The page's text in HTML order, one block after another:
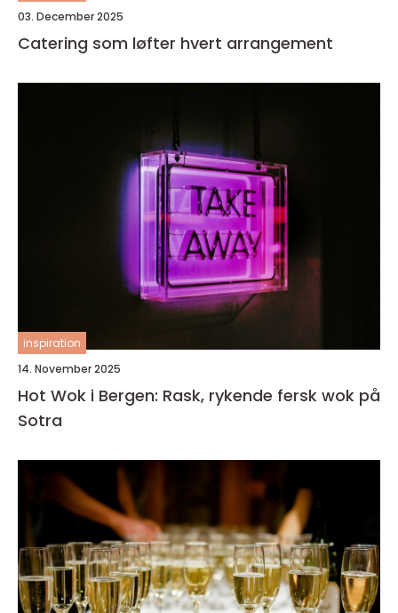
03. December 2025
Catering som løfter hvert arrangement
inspiration
14. November 2025
Hot Wok i Bergen: Rask, rykende fersk wok på
Sotra